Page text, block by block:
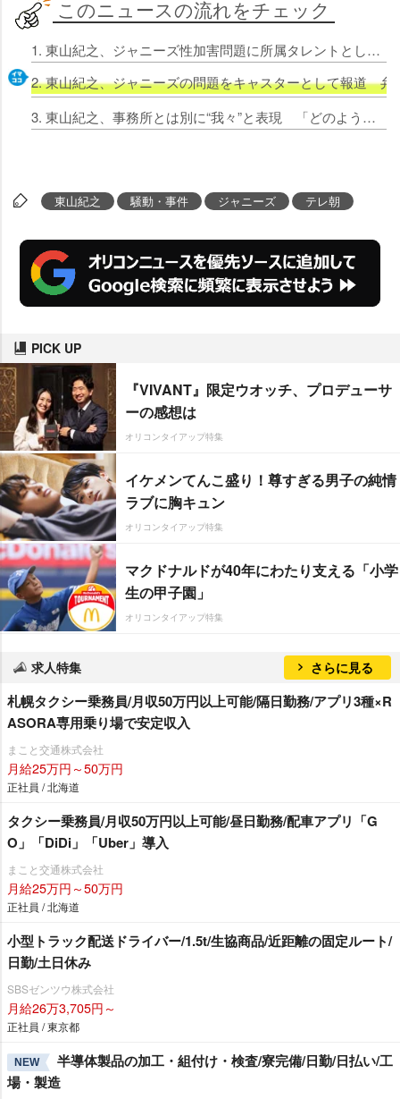
このニュースの流れをチェック
1. 東山紀之、ジャニーズ性加害問題に所属タレントとして「最年長である私が最初に」コメント・謝罪 『サンデーLIVE!!』生放送で【全文】
2. 東山紀之、ジャニーズの問題をキャスターとして報道
3. 東山紀之、事務所とは別に“我々”と表現 「どのような未来を迎えるべきなのか」「ジャニーズという名前を存続させるべきなのか」
東山紀之 騒動・事件 ジャニーズ テレ朝
PICK UP
『VIVANT』限定ウオッチ、プロデューサ
ーの感想は
オリコンタイアップ特集
イケメンてんこ盛り！尊すぎる男子の純情
ラブに胸キュン
オリコンタイアップ特集
マクドナルドが40年にわたり支える「小学
生の甲子園」
オリコンタイアップ特集
求人特集 さらに見る
札幌タクシー乗務員/月収50万円以上可能/隔日勤務/アプリ3種×R
ASORA専用乗り場で安定収入
まこと交通株式会社
月給25万円～50万円
正社員 / 北海道
タクシー乗務員/月収50万円以上可能/昼日勤務/配車アプリ「G
O」「DiDi」「Uber」導入
まこと交通株式会社
月給25万円～50万円
正社員 / 北海道
小型トラック配送ドライバー/1.5t/生協商品/近距離の固定ルート/
日勤/土日休み
SBSゼンツウ株式会社
月給26万3,705円～
正社員 / 東京都
NEW
半導体製品の加工・組付け・検査/寮完備/日勤/日払い/工
場・製造